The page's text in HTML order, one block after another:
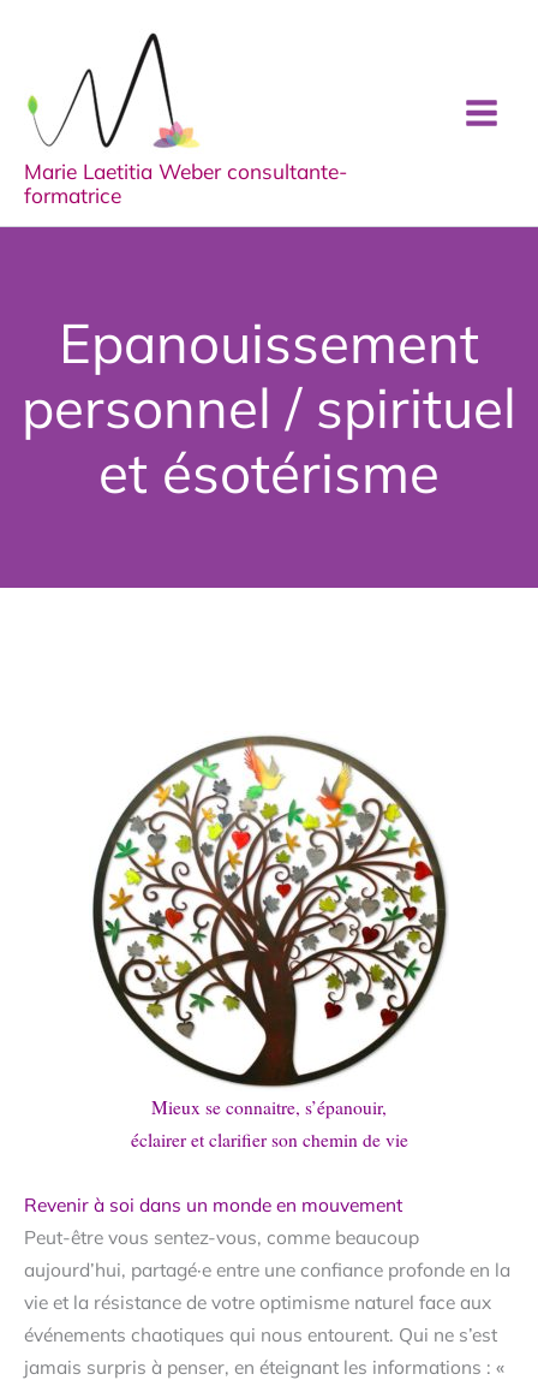
Marie Laetitia Weber consultante-
formatrice
Epanouissement
personnel / spirituel
et ésotérisme
Mieux se connaitre, s’épanouir,
éclairer et clarifier son chemin de vie
Revenir à soi dans un monde en mouvement
Peut-être vous sentez-vous, comme beaucoup
aujourd’hui, partagé·e entre une confiance profonde en la
vie et la résistance de votre optimisme naturel face aux
événements chaotiques qui nous entourent. Qui ne s’est
jamais surpris à penser, en éteignant les informations : «